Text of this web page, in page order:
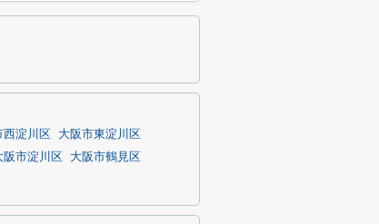
西淀川区
大阪市東淀川区
阪市淀川区
大阪市鶴見区